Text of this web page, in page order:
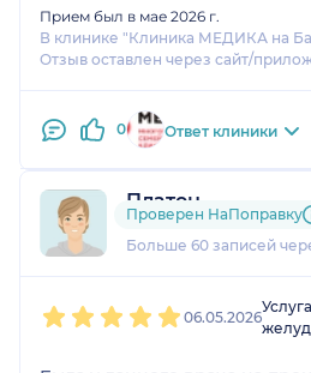
Прием был в мае 2026 г.
В клинике "Клиника МЕДИКА на
Отзыв оставлен через сайт/
0 Ответ клиники
Платон
3 отзываи 8 оценок
Больше 60 записей
Проверен НаПоправку
06.05.2026